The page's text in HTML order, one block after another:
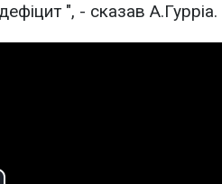
", - сказав А.Гурріа.